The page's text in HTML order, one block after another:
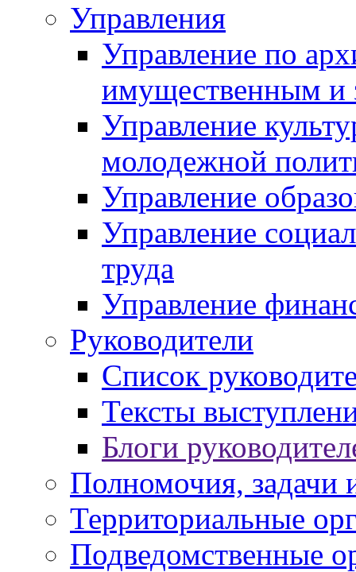
Управления
Управление по
имущественным и
Управление
молодежной
Управление
Управление
труда
Управление
Руководители
Список
Тексты
Блоги
Полномочия, задачи
Территориальные
Подведомственные